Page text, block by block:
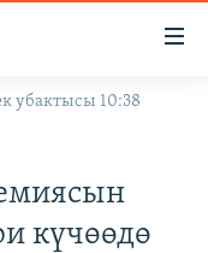
убактысы 10:38
күчөөдө